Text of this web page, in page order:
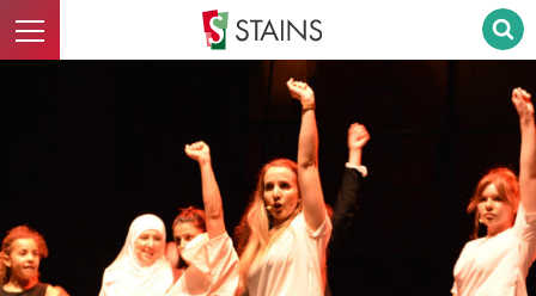
Ouvrir le menu Stains - Retour à l'accueil